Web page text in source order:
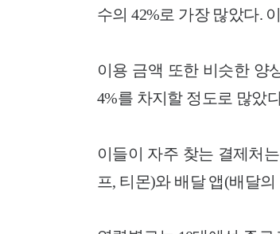
수의 42%로 가장 많았다.
이용 금액 또한 비슷한 양
4%를 차지할 정도로 많았
이들이 자주 찾는 결제처
프, 티몬)와 배달 앱(배달